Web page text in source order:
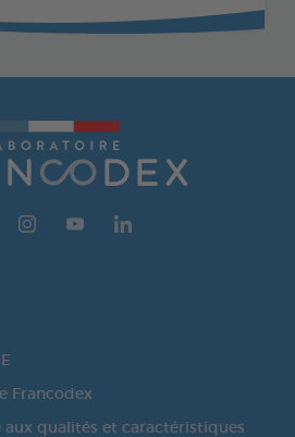
Francodex
aux qualités et caractéristiques